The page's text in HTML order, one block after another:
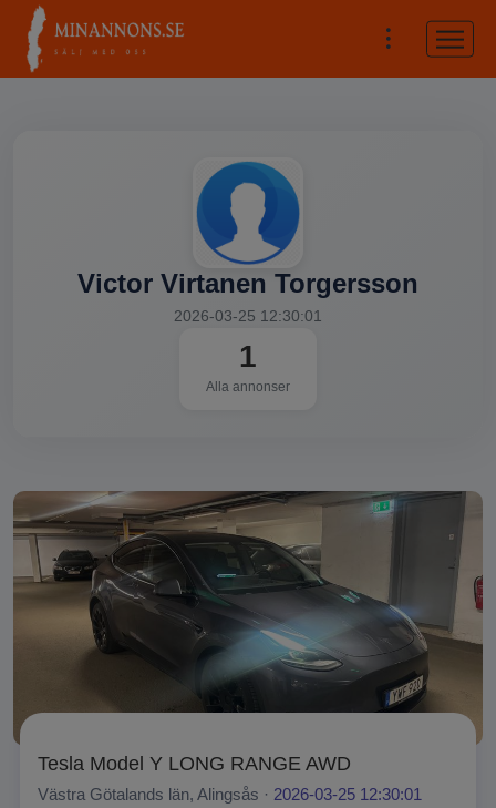
Victor Virtanen Torgersson
2026-03-25 12:30:01
1
Alla annonser
Tesla Model Y LONG RANGE AWD
Västra Götalands län, Alingsås · 2026-03-25 12:30:01